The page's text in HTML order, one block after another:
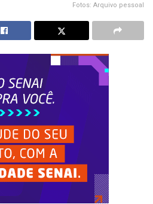
Fotos: Arquivo pessoal